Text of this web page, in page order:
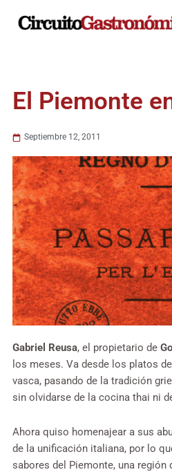
El Piemonte
Septiembre 12, 2011
Gabriel Reusa, el propietario de
los meses. Va desde los platos
vasca, pasando de la tradición
sin olvidarse de la cocina thai ni
Ahora quiso homenajear a sus
de la unificación italiana, por lo
sabores del Piemonte, una región